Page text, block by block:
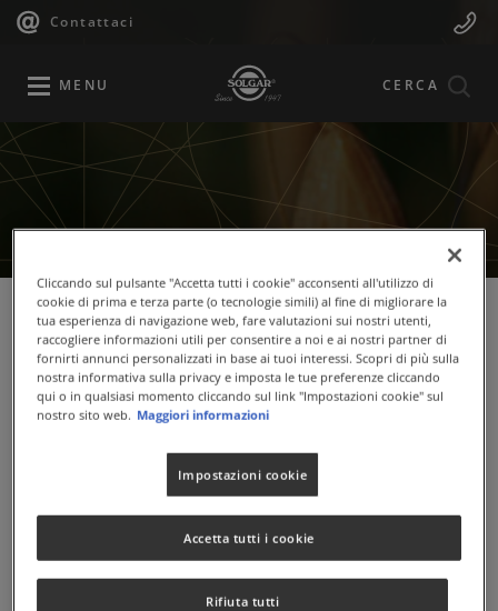
Salta
principale
Contattaci
Navigazione
Menu
MENU CERCA
Cliccando sul pulsante "Accetta tutti i cookie" acconsenti all'utilizzo di
cookie di prima e terza parte (o tecnologie simili) al fine di migliorare la
tua esperienza di navigazione web, fare valutazioni sui nostri utenti,
raccogliere informazioni utili per consentire a noi e ai nostri partner di
fornirti annunci personalizzati in base ai tuoi interessi. Scopri di più sulla
nostra informativa sulla privacy e imposta le tue preferenze cliccando
qui o in qualsiasi momento cliccando sul link "Impostazioni cookie" sul
nostro sito web. Maggiori informazioni
Impostazioni cookie
Rifiuta tutti
Accetta tutti i cookie